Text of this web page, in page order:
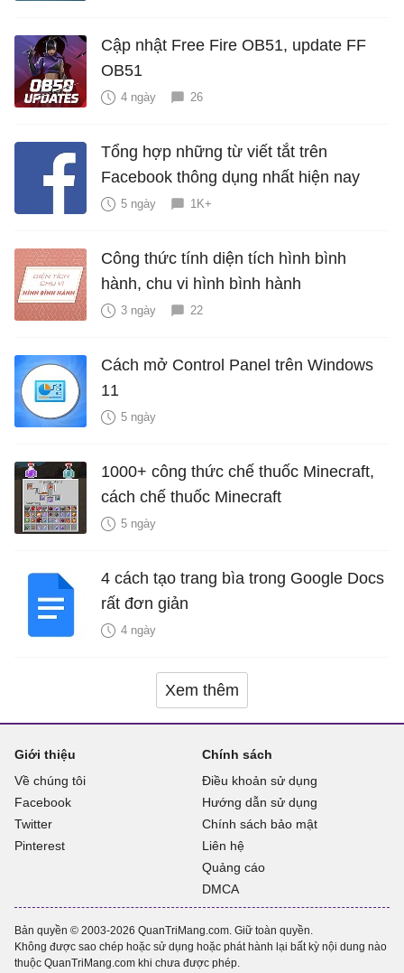
Cập nhật Free Fire OB51, update FF
OB51
4 ngày 26
Tổng hợp những từ viết tắt trên
Facebook thông dụng nhất hiện nay
5 ngày 1K+
Công thức tính diện tích hình bình
hành, chu vi hình bình hành
3 ngày 22
Cách mở Control Panel trên Windows
11
5 ngày
1000+ công thức chế thuốc Minecraft,
cách chế thuốc Minecraft
5 ngày
4 cách tạo trang bìa trong Google Docs
rất đơn giản
4 ngày
Xem thêm
Giới thiệu
Về chúng tôi
Facebook
Twitter
Pinterest
Chính sách
Điều khoản sử dụng
Hướng dẫn sử dụng
Chính sách bảo mật
Liên hệ
Quảng cáo
DMCA
Bản quyền © 2003-2026 QuanTriMang.com. Giữ toàn quyền.
Không được sao chép hoặc sử dụng hoặc phát hành lại bất kỳ nội dung nào
thuộc QuanTriMang.com khi chưa được phép.